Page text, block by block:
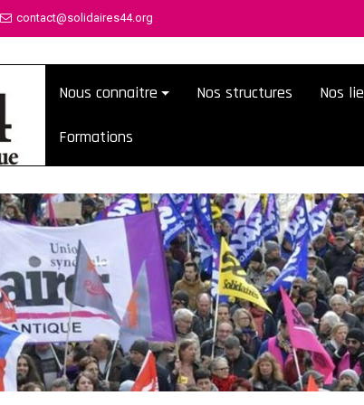
contact@solidaires44.org
Nous connaitre Nos structures Nos
Formations